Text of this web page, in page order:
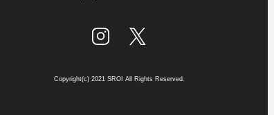
Copyright(c) 2021 SROI All Rights Reserved.